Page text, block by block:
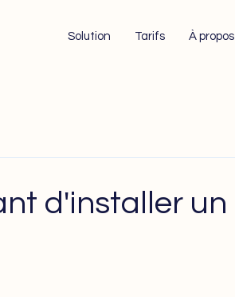
Solution Tarifs À propos
d'installer un